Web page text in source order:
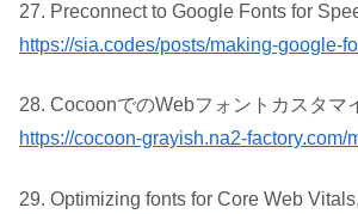
27. Preconnect to Google Fonts for
https://sia.codes/posts/making-google-
28. CocoonでのWebフォントカスタマ
https://cocoon-grayish.na2-factory.com/
29. Optimizing fonts for Core Web Vitals,